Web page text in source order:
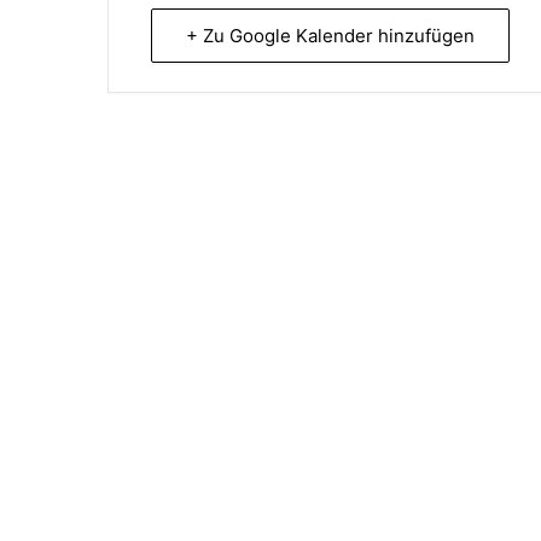
+ Zu Google Kalender hinzufügen